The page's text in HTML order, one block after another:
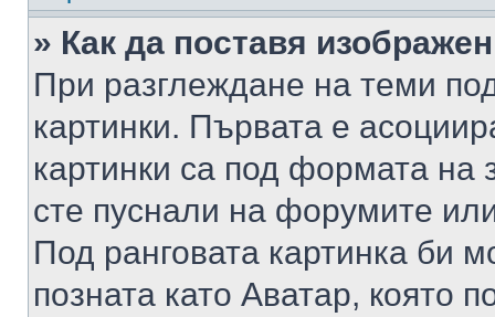
» Как да поставя
При разглеждане на теми
картинки. Първата е
картинки са под формата на
сте пуснали на форумите
Под ранговата картинка би
позната като Аватар, която